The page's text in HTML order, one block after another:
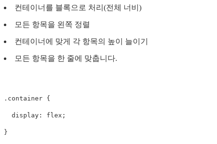
컨테이너를 블록으로 처리(전체 너비)
모든 항목을 왼쪽 정렬
컨테이너에 맞게 각 항목의 높이 늘이기
모든 항목을 한 줄에 맞춥니다.
.container {
display : flex ;
}